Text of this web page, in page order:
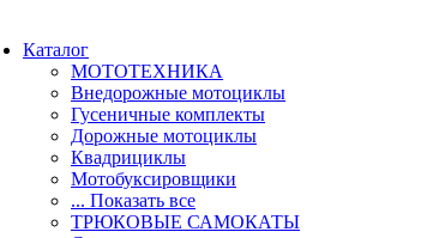
Каталог
МОТОТЕХНИКА
Внедорожные мотоциклы
Гусеничные комплекты
Дорожные мотоциклы
Квадрициклы
Мотобуксировщики
... Показать все
ТРЮКОВЫЕ САМОКАТЫ